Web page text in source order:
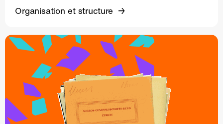
Organisation et structure